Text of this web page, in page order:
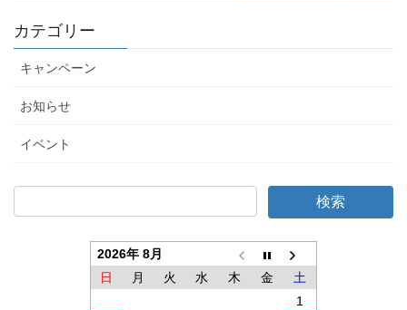
カテゴリー
キャンペーン
お知らせ
イベント
2026年 8月
日
月 火 水 木 金
土
1